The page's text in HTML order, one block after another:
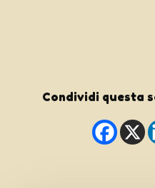
Condividi questa